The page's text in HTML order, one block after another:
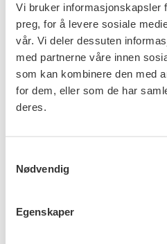
Vi bruker informasjonskapsler
preg, for å levere sosiale
vår. Vi deler dessuten
med partnerne våre innen
som kan kombinere den med
for dem, eller som de har
deres.
Nødvendig
Egenskaper